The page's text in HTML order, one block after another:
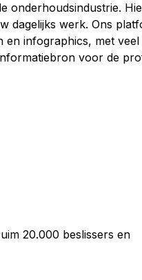
onderhoudsindustrie.
dagelijks werk. Ons
en infographics, met veel
voor de
20.000 beslissers en